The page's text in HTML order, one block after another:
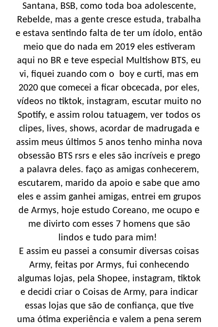
Santana, BSB, como toda boa adolescente,
Rebelde, mas a gente cresce estuda, trabalha
e estava sentindo falta de ter um ídolo, então
meio que do nada em 2019 eles estiveram
aqui no BR e teve especial Multishow BTS, eu
vi, fiquei zuando com o boy e curti, mas em
2020 que comecei a ficar obcecada, por eles,
vídeos no tiktok, instagram, escutar muito no
Spotify, e assim rolou tatuagem, ver todos os
clipes, lives, shows, acordar de madrugada e
assim meus últimos 5 anos tenho minha nova
obsessão BTS rsrs e eles são incríveis e prego
a palavra deles. faço as amigas conhecerem,
escutarem, marido da apoio e sabe que amo
eles e assim ganhei amigas, entrei em grupos
de Armys, hoje estudo Coreano, me ocupo e
me divirto com esses 7 homens que são
lindos e tudo para mim!
E assim eu passei a consumir diversas coisas
Army, feitas por Armys, fui conhecendo
algumas lojas, pela Shopee, instagram, tiktok
e decidi criar o Coisas de Army, para indicar
essas lojas que são de confiança, que tive
uma ótima experiência e valem a pena serem